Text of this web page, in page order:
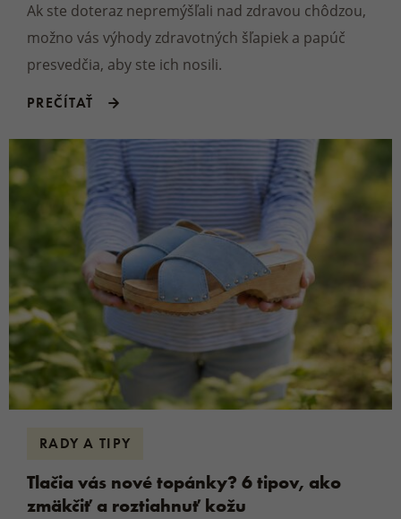
Ak ste doteraz nepremýšľali nad zdravou chôdzou,
možno vás výhody zdravotných šľapiek a papúč
presvedčia, aby ste ich nosili.
PREČÍTAŤ
RADY A TIPY
Tlačia vás nové topánky? 6 tipov, ako
zmäkčiť a roztiahnuť kožu